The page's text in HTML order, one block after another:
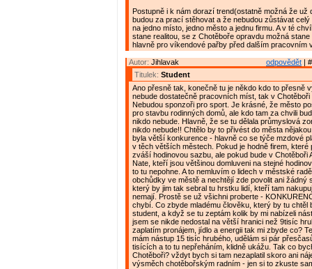
Postupně i k nám dorazí trend(ostatně možná že už
budou za prací stěhovat a že nebudou zůstávat
na jedno místo, jedno město a jednu firmu. A v té
stane realitou, se z Chotěboře opravdu možná
hlavně pro víkendové pařby před dalším pracovním
odpovědět |
Autor: Jihlavak
Titulek: Student
Ano přesně tak, konečně tu je někdo kdo to přesně
nebude dostatečně pracovních míst, tak v Chotěboři
Nebudou sponzoři pro sport. Je krásné, že město
pro stavbu rodinných domů, ale kdo tam za chvili
nikdo nebude. Hlavně, že se tu dělala průmyslová
nikdo nebude!! Chtělo by to přivést do města
byla větší konkurence - hlavně co se týče mzdové
v těch větších městech. Pokud je hodně firem, které
zváší hodinovou sazbu, ale pokud bude v Chotěboři
Nate, kteří jsou většinou domluveni na stejné
to tu nepohne. A to nemluvím o lidech v městské
obchůdky ve městě a nechtějí zde povolit ani žádný
který by jim tak sebral tu hrstku lidí, kteří tam
nemají. Prostě se už všichni proberte -
chybí. Co zbyde mladému člověku, který by tu chtěl
student, a když se tu zeptám kolik by mi nabízeli
jsem se nikde nedostal na větší hranici než 9tisíc
zaplatím pronájem, jídlo a energii tak mi zbyde co?
mám nástup 15 tisíc hrubého, udělám si pár
tisících a to tu nepřeháním, klidně ukážu. Tak co
Chotěboři? vždyt bych si tam nezaplatil skoro ani
výsměch chotěbořským radním - jen si to zkuste